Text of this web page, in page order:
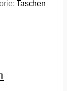
Taschen